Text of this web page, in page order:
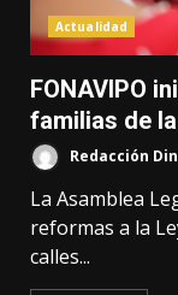
Actualidad
FONAVIPO
familias de
Redacción
La Asamblea
reformas a la
calles...